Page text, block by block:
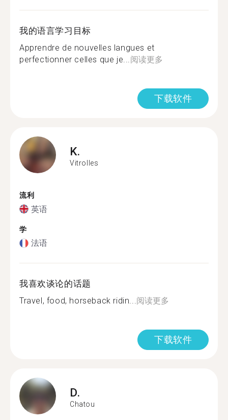
我的语言学习目标
Apprendre de nouvelles langues et
perfectionner celles que je...阅读更多
下载软件
K.
Vitrolles
流利
英语
学
法语
我喜欢谈论的话题
Travel, food, horseback ridin...阅读更多
下载软件
D.
Chatou